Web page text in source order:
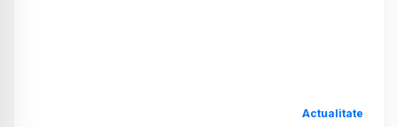
Actualitate